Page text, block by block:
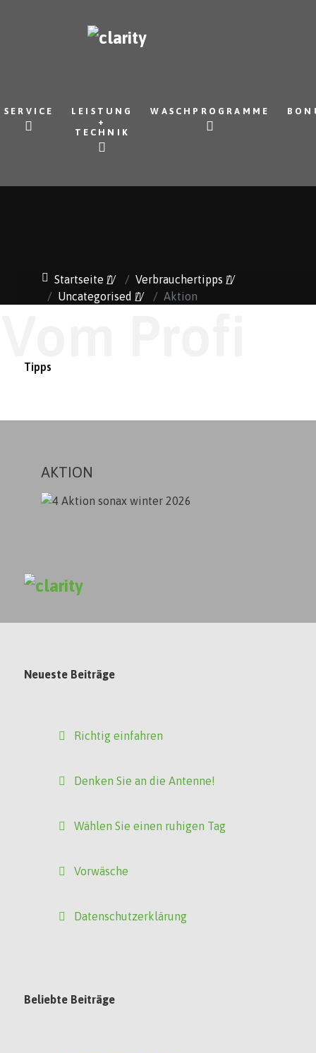
SERVICE
LEISTUNG
+
TECHNIK
WASCHPROGRAMME
Startseite // Verbrauchertipps //
Uncategorised // Aktion
Tipps
AKTION
Neueste Beiträge
Richtig einfahren
Denken Sie an die Antenne!
Wählen Sie einen ruhigen Tag
Vorwäsche
Datenschutzerklärung
Beliebte Beiträge